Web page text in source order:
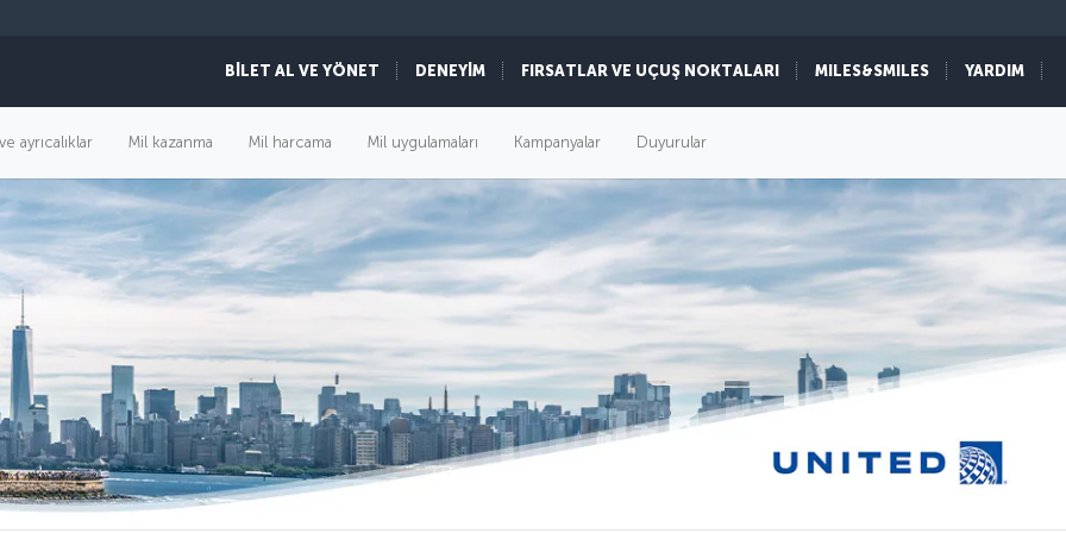
BİLET AL VE YÖNET DENEYİM FIRSATLAR VE UÇUŞ NOKTALARI MILES&SMILES YARDIM
ayrıcalıklar Mil kazanma Mil harcama Mil uygulamaları Kampanyalar Duyurular